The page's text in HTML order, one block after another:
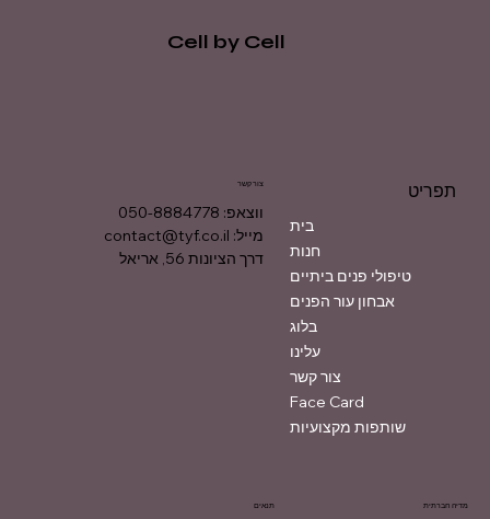
תפריט
בית
חנות
טיפולי פנים ביתיים
אבחון עור הפנים
בלוג
עלינו
צור קשר
Face Card
שותפות מקצועיות
תנאים
צור קשר
ווצאפ: 050-8884778
מייל: contact@tyf.co.il
דרך הציונות 56, אריאל
מדיה חברתית